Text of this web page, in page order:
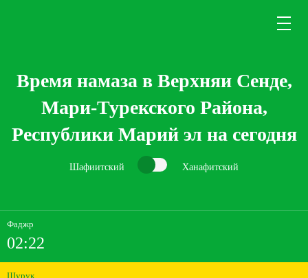
Время намаза в Верхняи Сенде,
Мари-Турекского Района,
Республики Марий эл на сегодня
Шафиитский Ханафитский
Фаджр
02:22
Шурук